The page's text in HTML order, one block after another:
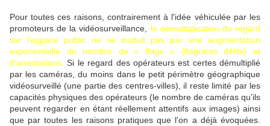
Pour toutes ces raisons, contrairement à l'idée véhiculée par les
promoteurs de la vidéosurveillance, la démultiplication du regard
sur l’espace public ne se traduit pas par une augmentation
exponentielle du nombre de « flags » (flagrants délits) et
d’arrestations. Si le regard des opérateurs est certes démultiplié
par les caméras, du moins dans le petit périmètre géographique
vidéosurveillé (une partie des centres-villes), il reste limité par les
capacités physiques des opérateurs (le nombre de caméras qu’ils
peuvent regarder en étant réellement attentifs aux images) ainsi
que par toutes les raisons pratiques que l'on a déjà évoquées.